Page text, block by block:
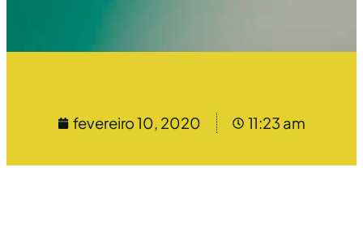
fevereiro 10, 2020 11:23 am